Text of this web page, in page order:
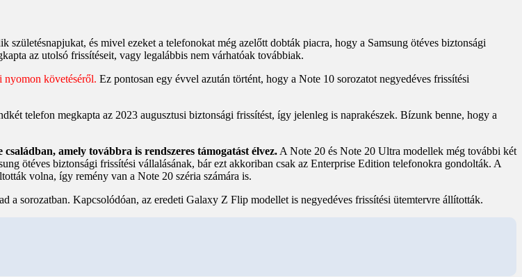
születésnapjukat, és mivel ezeket a telefonokat még azelőtt dobták piacra, hogy a Samsung ötéves biztonsági
az utolsó frissítéseit, vagy legalábbis nem várhatóak továbbiak.
nyomon követéséről. Ez pontosan egy évvel azután történt, hogy a Note 10 sorozatot negyedéves frissítési
telefon megkapta az 2023 augusztusi biztonsági frissítést, így jelenleg is naprakészek. Bízunk benne, hogy a
amely továbbra is rendszeres támogatást élvez. A Note 20 és Note 20 Ultra modellek még további két
ötéves biztonsági frissítési vállalásának, bár ezt akkoriban csak az Enterprise Edition telefonokra gondolták. A
volna, így remény van a Note 20 széria számára is.
sorozatban. Kapcsolódóan, az eredeti Galaxy Z Flip modellet is negyedéves frissítési ütemtervre állították.